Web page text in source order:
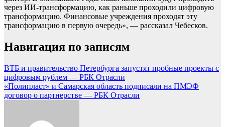
через ИИ-трансформацию, как раньше проходили цифровую
трансформацию. Финансовые учреждения проходят эту
трансформацию в первую очередь», — рассказал Чебесков.
Навигация по записям
ВТБ и правительство Петербурга запустят пробные проекты с
цифровым рублем — РБК Отрасли
«Полипласт» и Самарская область подписали на ПМЭФ
договор о партнерстве — РБК Отрасли